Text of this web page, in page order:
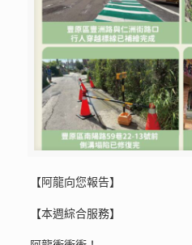
【阿龍向您報告】
【本週綜合服務】